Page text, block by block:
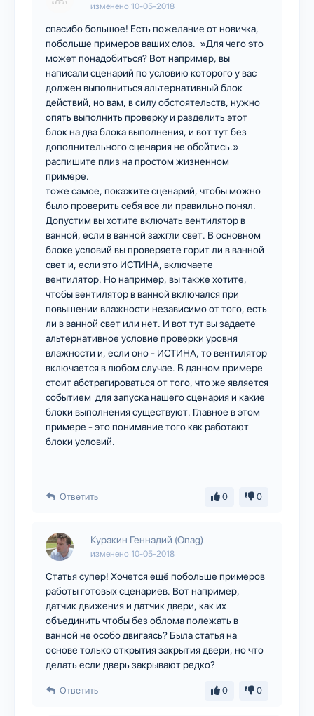
изменено 10-05-2018
спасибо большое! Есть пожелание от новичка,
побольше примеров ваших слов. »Для чего это
может понадобиться? Вот например, вы
написали сценарий по условию которого у вас
должен выполниться альтернативный блок
действий, но вам, в силу обстоятельств, нужно
опять выполнить проверку и разделить этот
блок на два блока выполнения, и вот тут без
дополнительного сценария не обойтись.»
распишите плиз на простом жизненном
примере.
тоже самое, покажите сценарий, чтобы можно
было проверить себя все ли правильно понял.
Допустим вы хотите включать вентилятор в
ванной, если в ванной зажгли свет. В основном
блоке условий вы проверяете горит ли в ванной
свет и, если это ИСТИНА, включаете
вентилятор. Но например, вы также хотите,
чтобы вентилятор в ванной включался при
повышении влажности независимо от того, есть
ли в ванной свет или нет. И вот тут вы задаете
альтернативное условие проверки уровня
влажности и, если оно - ИСТИНА, то вентилятор
включается в любом случае. В данном примере
стоит абстрагироваться от того, что же является
событием для запуска нашего сценария и какие
блоки выполнения существуют. Главное в этом
примере - это понимание того как работают
блоки условий.
Ответить 0 0
Куракин Геннадий (Onag)
изменено 10-05-2018
Статья супер! Хочется ещё побольше примеров
работы готовых сценариев. Вот например,
датчик движения и датчик двери, как их
объединить чтобы без облома полежать в
ванной не особо двигаясь? Была статья на
основе только открытия закрытия двери, но что
делать если дверь закрывают редко?
Ответить 0 0